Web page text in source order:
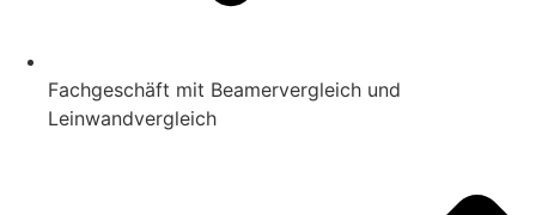
Fachgeschäft mit Beamervergleich und
Leinwandvergleich